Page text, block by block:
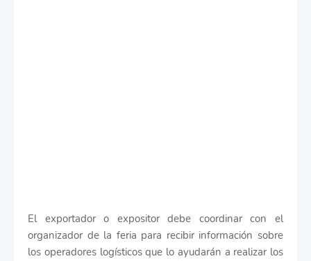
El exportador o expositor debe coordinar con el
organizador de la feria para recibir información sobre
los operadores logísticos que lo ayudarán a realizar los